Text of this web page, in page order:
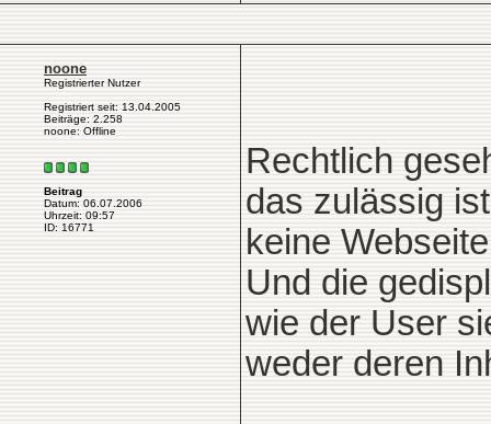
noone
Registrierter Nutzer
Registriert seit: 13.04.2005
Beiträge: 2.258
noone: Offline
Beitrag
Datum: 06.07.2006
Uhrzeit: 09:57
ID: 16771
Rechtlich
das zulässig
keine
Und die
wie der User
weder deren